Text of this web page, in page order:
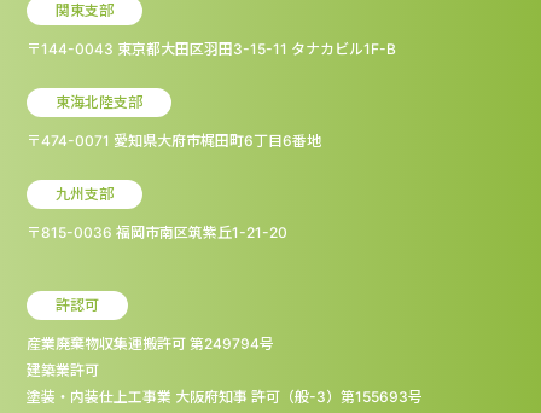
関東支部
〒144-0043 東京都大田区羽田3-15-11 タナカビル1F-B
東海北陸支部
〒474-0071 愛知県大府市梶田町6丁目6番地
九州支部
〒815-0036 福岡市南区筑紫丘1-21-20
許認可
産業廃棄物収集運搬許可 第249794号
建築業許可
塗装・内装仕上工事業 大阪府知事 許可（般-3）第155693号